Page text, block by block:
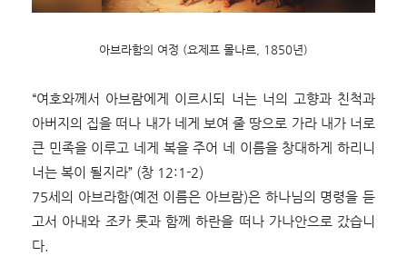
아브라함의 여정 (요제프 몰나르, 1850년)
“여호와께서 아브람에게 이르시되 너는 너의 고향과 친척과
아버지의 집을 떠나 내가 네게 보여 줄 땅으로 가라 내가 너로
큰 민족을 이루고 네게 복을 주어 네 이름을 창대하게 하리니
너는 복이 될지라” (창 12:1-2)
75세의 아브라함(예전 이름은 아브람)은 하나님의 명령을 듣
고서 아내와 조카 롯과 함께 하란을 떠나 가나안으로 갔습니
다.